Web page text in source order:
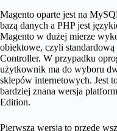
Magento oparte jest na
bazą danych a PHP jest
Magento w dużej mierze
obiektowe, czyli
Controller. W przypadku
użytkownik ma do wyboru
sklepów internetowych. Jest
bardziej znana wersja
Edition.
Pierwsza wersja to przede